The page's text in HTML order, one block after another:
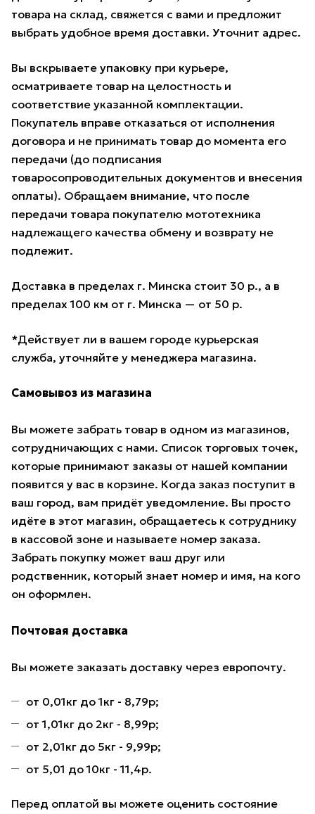
товара на склад, свяжется с вами и предложит
выбрать удобное время доставки. Уточнит адрес.
Вы вскрываете упаковку при курьере,
осматриваете товар на целостность и
соответствие указанной комплектации.
Покупатель вправе отказаться от исполнения
договора и не принимать товар до момента его
передачи (до подписания
товаросопроводительных документов и внесения
оплаты). Обращаем внимание, что после
передачи товара покупателю мототехника
надлежащего качества обмену и возврату не
подлежит.
Доставка в пределах г. Минска стоит 30 р., а в
пределах 100 км от г. Минска — от 50 р.
*Действует ли в вашем городе курьерская
служба, уточняйте у менеджера магазина.
Самовывоз из магазина
Вы можете забрать товар в одном из магазинов,
сотрудничающих с нами. Список торговых точек,
которые принимают заказы от нашей компании
появится у вас в корзине. Когда заказ поступит в
ваш город, вам придёт уведомление. Вы просто
идёте в этот магазин, обращаетесь к сотруднику
в кассовой зоне и называете номер заказа.
Забрать покупку может ваш друг или
родственник, который знает номер и имя, на кого
он оформлен.
Почтовая доставка
Вы можете заказать доставку через европочту.
от 0,01кг до 1кг - 8,79р;
от 1,01кг до 2кг - 8,99р;
от 2,01кг до 5кг - 9,99р;
от 5,01 до 10кг - 11,4р.
Перед оплатой вы можете оценить состояние